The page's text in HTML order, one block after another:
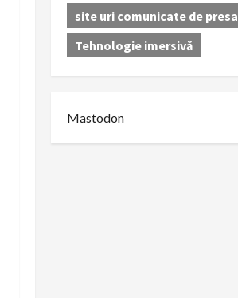
site uri comunicate de presa
Tehnologie imersivă
Mastodon